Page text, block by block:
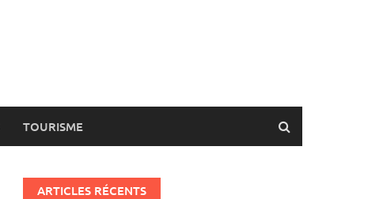
TOURISME
ARTICLES RÉCENTS